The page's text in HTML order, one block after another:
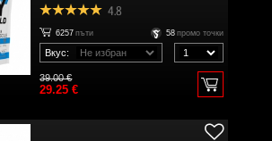
4.8
6257 пъти 58 промо точки
Вкус:
39.00 €
29.25 €